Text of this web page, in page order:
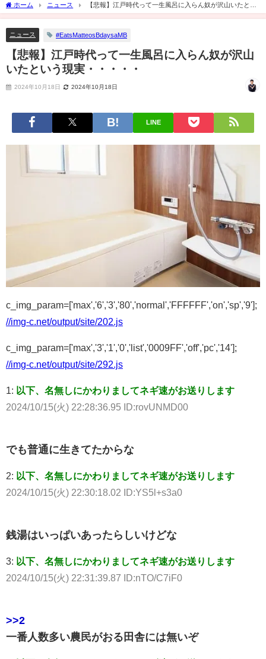
ホーム ニュース
【悲報】江戸時代って一生風呂に入らん奴が沢山いたとい
う現実・・・・・
ニュース #EatsMatteosBdaysaMB
【悲報】江戸時代って一生風呂に入らん奴が沢山
いたという現実・・・・・
2024年10月18日 2024年10月18日
LINE
c_img_param=['max','6','3','80','normal','FFFFFF','on','sp','9'];
//img-c.net/output/site/202.js
c_img_param=['max','3','1','0','list','0009FF','off','pc','14'];
//img-c.net/output/site/292.js
1: 以下、名無しにかわりましてネギ速がお送りします
2024/10/15(火) 22:28:36.95 ID:rovUNMD00
でも普通に生きてたからな
2: 以下、名無しにかわりましてネギ速がお送りします
2024/10/15(火) 22:30:18.02 ID:YS5l+s3a0
銭湯はいっぱいあったらしいけどな
3: 以下、名無しにかわりましてネギ速がお送りします
2024/10/15(火) 22:31:39.87 ID:nTO/C7iF0
>>2
一番人数多い農民がおる田舎には無いぞ